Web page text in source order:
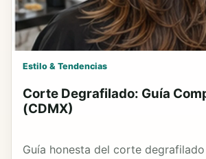
Estilo & Tendencias
Corte Degrafilado: Guía
(CDMX)
Guía honesta del corte